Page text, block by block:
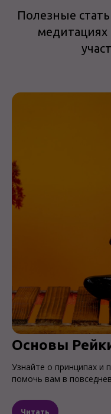
Полезные
медитациях
Основы
Узнайте о принципах и
помочь вам в
Читать